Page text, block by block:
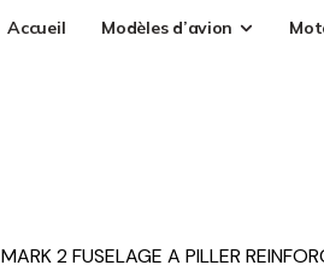
Accueil Modèles d’avion
MARK 2 FUSELAGE A PILLER